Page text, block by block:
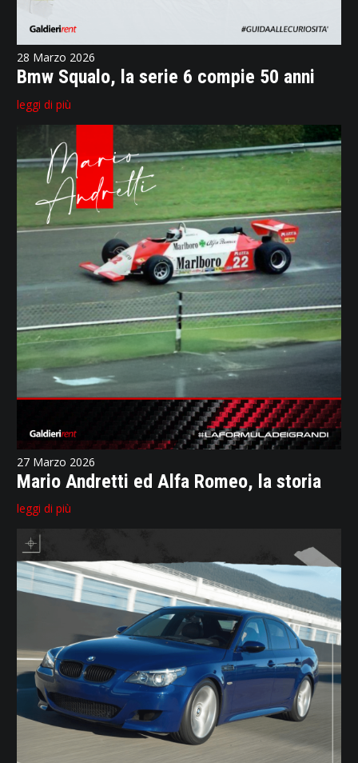
28 Marzo 2026
Bmw Squalo, la serie 6 compie 50 anni
leggi di più
27 Marzo 2026
Mario Andretti ed Alfa Romeo, la storia
leggi di più